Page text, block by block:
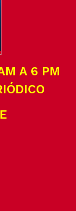
A 6 PM